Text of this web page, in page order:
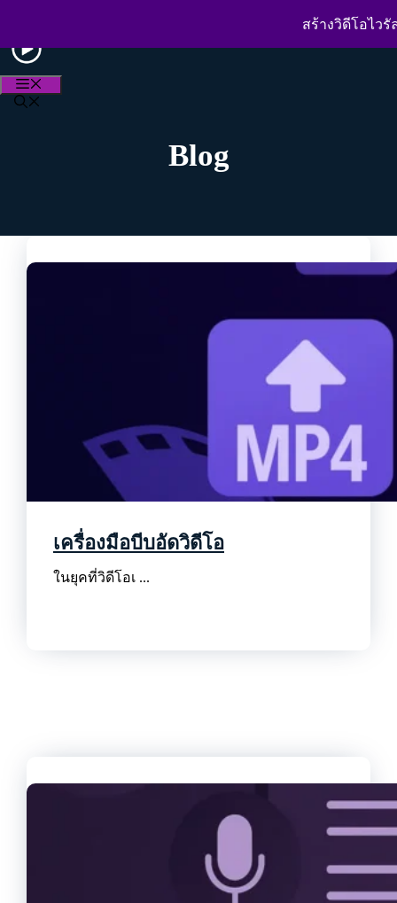
สร้างวิดีโอไว
Blog
เครื่องมือบีบอัดวิดีโอ
ในยุคที่วิดีโอเ ...